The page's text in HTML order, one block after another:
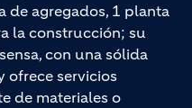
de agregados, 1 planta
la construcción; su
con una sólida
ofrece servicios
de materiales o